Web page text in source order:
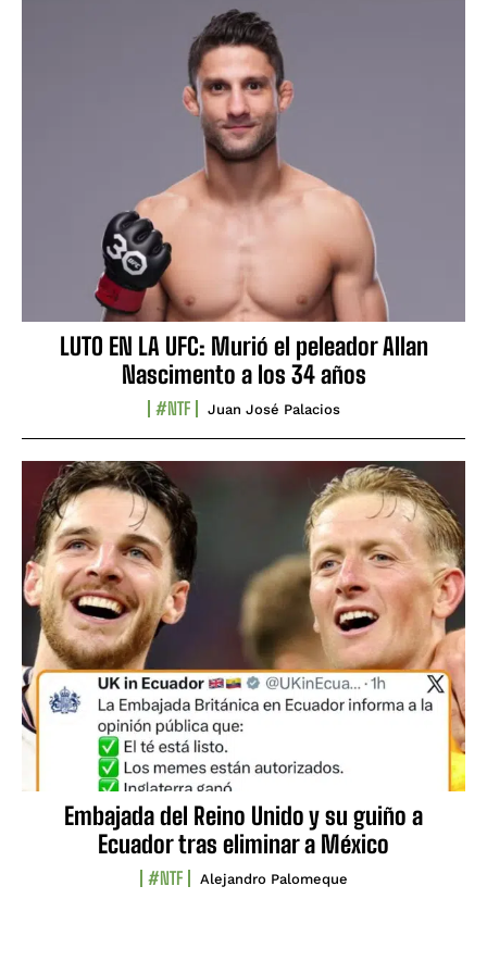
LUTO EN LA UFC: Murió el peleador Allan
Nascimento a los 34 años
#NTF Juan José Palacios
Embajada del Reino Unido y su guiño a
Ecuador tras eliminar a México
#NTF Alejandro Palomeque